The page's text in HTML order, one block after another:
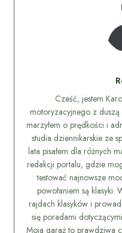
Cześć, jestem
motoryzacyjnego z
marzyłem o prędkości i
studia dziennikarskie ze
lata pisałem dla różnych
redakcji portalu, gdzie
testować najnowsze
powołaniem są klasyki.
rajdach klasyków i
się poradami
Moja garaż to prawdziwa